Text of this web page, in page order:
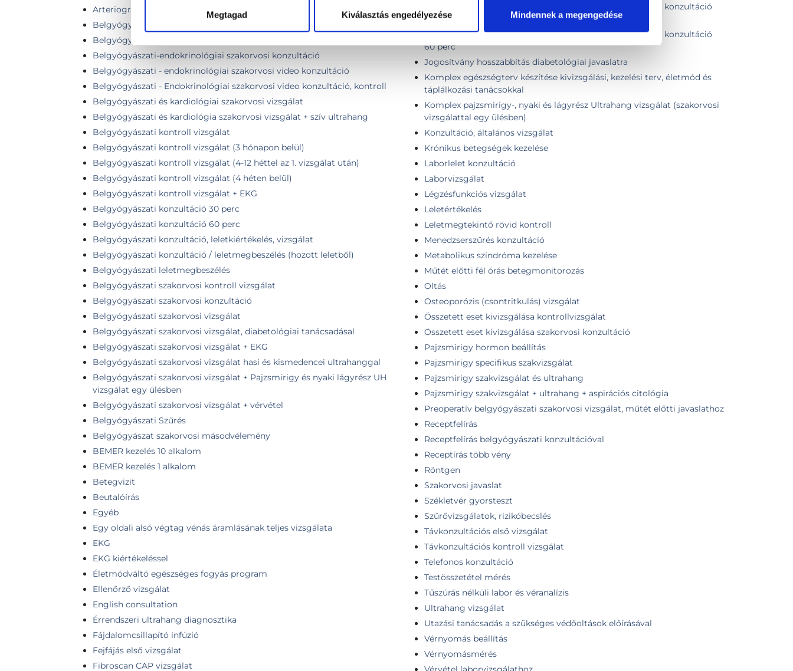
Megtagad Kiválasztás engedélyezése Mindennek a megengedése
Arteriográf vizsgálat
Belgyógyászati áttekintő vizsgálat
Belgyógyászati-endokrinológiai szakorvosi kontroll
Belgyógyászati-endokrinológiai szakorvosi konzultáció
Belgyógyászati - endokrinológiai szakorvosi video konzultáció
Belgyógyászati - Endokrinológiai szakorvosi video konzultáció, kontroll
Belgyógyászati és kardiológiai szakorvosi vizsgálat
Belgyógyászati és kardiológia szakorvosi vizsgálat + szív ultrahang
Belgyógyászati kontroll vizsgálat
Belgyógyászati kontroll vizsgálat (3 hónapon belül)
Belgyógyászati kontroll vizsgálat (4-12 héttel az 1. vizsgálat után)
Belgyógyászati kontroll vizsgálat (4 héten belül)
Belgyógyászati kontroll vizsgálat + EKG
Belgyógyászati konzultáció 30 perc
Belgyógyászati konzultáció 60 perc
Belgyógyászati konzultáció, leletkiértékelés, vizsgálat
Belgyógyászati konzultáció / leletmegbeszélés (hozott leletből)
Belgyógyászati leletmegbeszélés
Belgyógyászati szakorvosi kontroll vizsgálat
Belgyógyászati szakorvosi konzultáció
Belgyógyászati szakorvosi vizsgálat
Belgyógyászati szakorvosi vizsgálat, diabetológiai tanácsadásal
Belgyógyászati szakorvosi vizsgálat + EKG
Belgyógyászati szakorvosi vizsgálat hasi és kismedencei ultrahanggal
Belgyógyászati szakorvosi vizsgálat + Pajzsmirigy és nyaki lágyrész UH
vizsgálat egy ülésben
Belgyógyászati szakorvosi vizsgálat + vérvétel
Belgyógyászati Szűrés
Belgyógyászat szakorvosi másodvélemény
BEMER kezelés 10 alkalom
BEMER kezelés 1 alkalom
Betegvizit
Beutalóírás
Egyéb
Egy oldali alsó végtag vénás áramlásának teljes vizsgálata
EKG
EKG kiértékeléssel
Életmódváltó egészséges fogyás program
Ellenőrző vizsgálat
English consultation
Érrendszeri ultrahang diagnosztika
Fájdalomcsillapító infúzió
Fejfájás első vizsgálat
Fibroscan CAP vizsgálat
Iránymutatás egészségmegőrzési és életmódváltási céllal konzultáció
30 perc
Iránymutatás egészségmegőrzési és életmódváltási céllal konzultáció
60 perc
Jogosítvány hosszabbítás diabetológiai javaslatra
Komplex egészségterv készítése kivizsgálási, kezelési terv, életmód és
táplálkozási tanácsokkal
Komplex pajzsmirigy-, nyaki és lágyrész Ultrahang vizsgálat (szakorvosi
vizsgálattal egy ülésben)
Konzultáció, általános vizsgálat
Krónikus betegségek kezelése
Laborlelet konzultáció
Laborvizsgálat
Légzésfunkciós vizsgálat
Leletértékelés
Leletmegtekintő rövid kontroll
Menedzserszűrés konzultáció
Metabolikus szindróma kezelése
Műtét előtti fél órás betegmonitorozás
Oltás
Osteoporózis (csontritkulás) vizsgálat
Összetett eset kivizsgálása kontrollvizsgálat
Összetett eset kivizsgálása szakorvosi konzultáció
Pajzsmirigy hormon beállítás
Pajzsmirigy specifikus szakvizsgálat
Pajzsmirigy szakvizsgálat és ultrahang
Pajzsmirigy szakvizsgálat + ultrahang + aspirációs citológia
Preoperatív belgyógyászati szakorvosi vizsgálat, műtét előtti javaslathoz
Receptfelírás
Receptfelírás belgyógyászati konzultációval
Receptírás több vény
Röntgen
Szakorvosi javaslat
Székletvér gyorsteszt
Szűrővizsgálatok, rizikóbecslés
Távkonzultációs első vizsgálat
Távkonzultációs kontroll vizsgálat
Telefonos konzultáció
Testösszetétel mérés
Tűszúrás nélküli labor és véranalízis
Ultrahang vizsgálat
Utazási tanácsadás a szükséges védőoltások előírásával
Vérnyomás beállítás
Vérnyomásmérés